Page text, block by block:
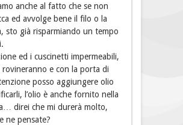
anche al fatto che se non
ed avvolge bene il filo o la
sto già risparmiando un tempo
ed i cuscinetti impermeabili,
rovineranno e con la porta di
posso aggiungere olio
l’olio è anche fornito nella
direi che mi durerà molto,
ne pensate?